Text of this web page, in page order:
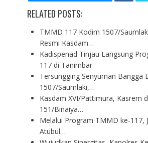
RELATED POSTS:
TMMD 117 Kodim 1507/
Resmi Kasdam…
Kadispenad Tinjau Langsung
117 di Tanimbar
Tersungging Senyuman Bangga
1507/Saumlaki,…
Kasdam XVI/Pattimura, Kasrem
151/Binaiya…
Melalui Program TMMD ke-117,
Atubul…